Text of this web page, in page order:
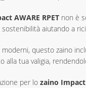
AWARE RPET non è
aiutando a
questo zaino
alla tua valigia,
per lo zaino Impact